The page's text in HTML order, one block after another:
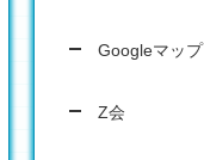
Googleマップ
Z会